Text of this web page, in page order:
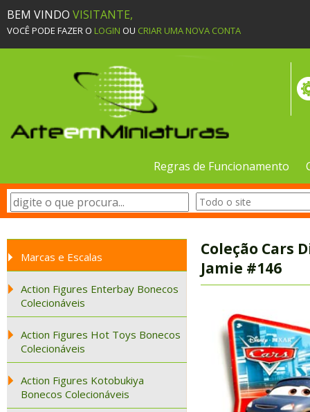
BEM VINDO VISITANTE,
VOCÊ PODE FAZER O LOGIN OU CRIAR UMA NOVA CONTA
Regras de Funcionamento
Marcas e Escalas
Action Figures Enterbay Bonecos
Colecionáveis
Action Figures Hot Toys Bonecos
Colecionáveis
Action Figures Kotobukiya
Bonecos Colecionáveis
Coleção Cars
Jamie #146